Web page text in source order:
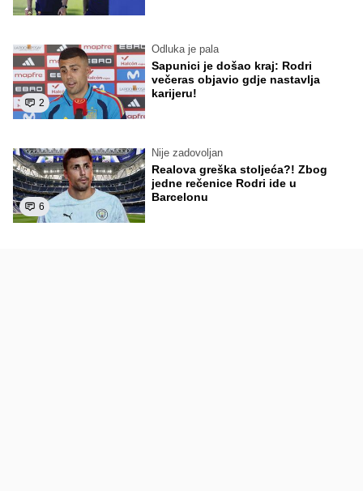
2
Odluka je pala
Sapunici je došao kraj: Rodri
večeras objavio gdje nastavlja
karijeru!
6
Nije zadovoljan
Realova greška stoljeća?! Zbog
jedne rečenice Rodri ide u
Barcelonu